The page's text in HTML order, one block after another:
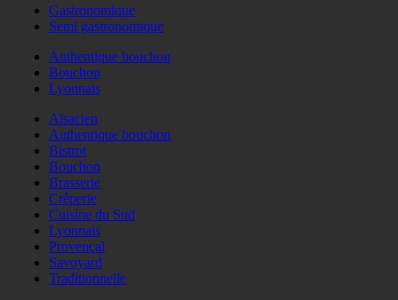
Gastronomique
Semi gastronomique
Authentique bouchon
Bouchon
Lyonnais
Alsacien
Authentique bouchon
Bistrot
Bouchon
Brasserie
Crêperie
Cuisine du Sud
Lyonnais
Provençal
Savoyard
Traditionnelle